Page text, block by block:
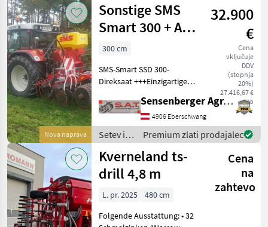
Kategorija 3 Država Filtri
TRENUTNA
POT
Kmetijska
tehnika
Setev
In
Nega
Sejalnica Za
Setev
IZBERITE
KATEGORIJO
Sonstige
16
Ponastavi
Prikaži 69
rezultatov
Nova naprava
Sonstige SMS
Smart 300 + APV
PS
32.900
€
Cena
vključuje
DDV
(stopnja
20%)
27.416,67 €
neto
300 cm
SMS-Smart SSD 300-
Direksaat +++Einzigartige
höchste Leistungen aus
dem eigenen
Grundfutter+++ Die SSD 300
ist eine universelle
Direktsämaschin
Sensenberger Agrar-Technik
4906 Eberschwang
Setev in
nega /
Sonstige
Premium zlati prodajalec
Kverneland ts-
drill 4,8 m
Cena
na
zahtevo
L. pr. 2025
480 cm
Folgende Ausstattung: • 32